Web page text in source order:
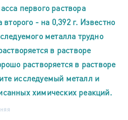
первого раствора
- на 0,392 г. Известно
металла трудно
в растворе
растворяется в растворе
исследуемый металл и
химических реакций.